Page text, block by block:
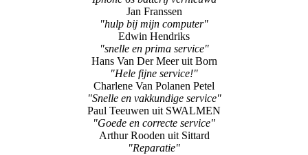
Jan Franssen
"hulp bij mijn computer"
Edwin Hendriks
"snelle en prima service"
Hans Van Der Meer uit Born
"Hele fijne service!"
Charlene Van Polanen Petel
"Snelle en vakkundige service"
Paul Teeuwen uit SWALMEN
"Goede en correcte service"
Arthur Rooden uit Sittard
"Reparatie"